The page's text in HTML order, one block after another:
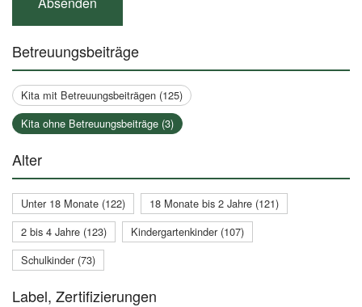
Betreuungsbeiträge
Kita mit Betreuungsbeiträgen (125)
Kita ohne Betreuungsbeiträge (3)
Alter
Unter 18 Monate (122)
18 Monate bis 2 Jahre (121)
2 bis 4 Jahre (123)
Kindergartenkinder (107)
Schulkinder (73)
Label, Zertifizierungen